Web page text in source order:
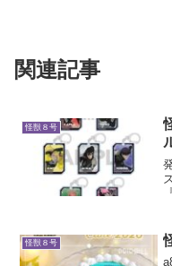
関連記事
怪獣８号
怪獣８号